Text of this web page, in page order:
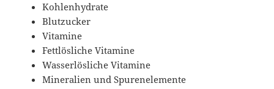
Kohlenhydrate
Blutzucker
Vitamine
Fettlösliche Vitamine
Wasserlösliche Vitamine
Mineralien und Spurenelemente